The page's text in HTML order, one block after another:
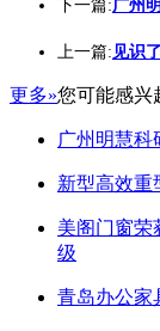
下一篇:广州
上一篇:见识
更多»您可能感兴
广州明慧科
新型高效重
美阁门窗荣
级
青岛办公家